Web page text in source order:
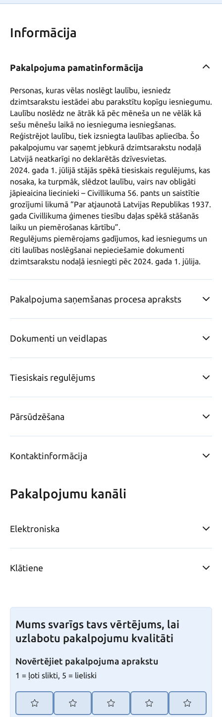
Informācija
Pakalpojuma pamatinformācija
Personas, kuras vēlas noslēgt laulību, iesniedz
dzimtsarakstu iestādei abu parakstītu kopīgu iesniegumu.
Laulību noslēdz ne ātrāk kā pēc mēneša un ne vēlāk kā
sešu mēnešu laikā no iesnieguma iesniegšanas.
Reģistrējot laulību, tiek izsniegta laulības apliecība. Šo
pakalpojumu var saņemt jebkurā dzimtsarakstu nodaļā
Latvijā neatkarīgi no deklarētās dzīvesvietas.
2024. gada 1. jūlijā stājās spēkā tiesiskais regulējums, kas
nosaka, ka turpmāk, slēdzot laulību, vairs nav obligāti
jāpieaicina liecinieki – Civillikuma 56. pants un saistītie
grozījumi likumā “Par atjaunotā Latvijas Republikas 1937.
gada Civillikuma ģimenes tiesību daļas spēkā stāšanās
laiku un piemērošanas kārtību”.
Regulējums piemērojams gadījumos, kad iesniegums un
citi laulības noslēgšanai nepieciešamie dokumenti
Pakalpojuma saņemšanas procesa apraksts
Dokumenti un veidlapas
Tiesiskais regulējums
Pārsūdzēšana
Kontaktinformācija
Pakalpojumu kanāli
Elektroniska
Klātiene
Mums svarīgs tavs vērtējums, lai
uzlabotu pakalpojumu kvalitāti
Novērtējiet pakalpojuma aprakstu
1 = ļoti slikti, 5 = lieliski